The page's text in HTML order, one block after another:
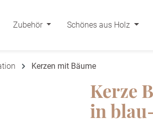
Zubehör Schönes aus Holz
Kerzen mit Bäume
Kerze
in